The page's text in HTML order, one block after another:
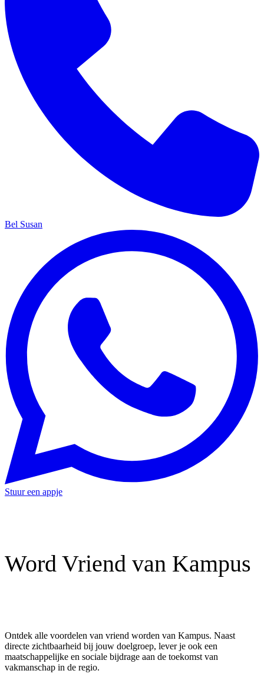
Bel Susan
Stuur een appje
Word Vriend van Kampus
Ontdek alle voordelen van vriend worden van Kampus. Naast
directe zichtbaarheid bij jouw doelgroep, lever je ook een
maatschappelijke en sociale bijdrage aan de toekomst van
vakmanschap in de regio.